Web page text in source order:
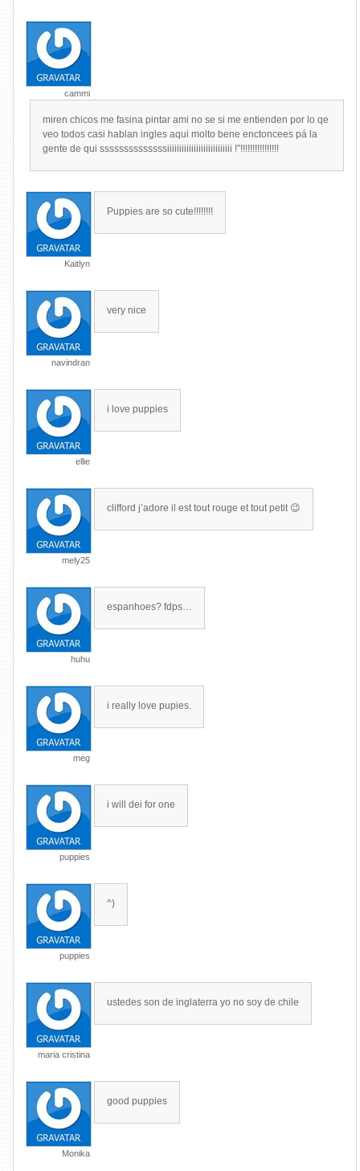
cammi
miren chicos me fasina pintar ami no se si me entienden por lo qe
veo todos casi hablan ingles aqui molto bene enctoncees pá la
gente de qui ssssssssssssssiiiiiiiiiiiiiiiiiiiiiiiiiii !”!!!!!!!!!!!!!!!!
Kaitlyn
Puppies are so cute!!!!!!!!
navindran
very nice
ellie
i love puppies
mely25
clifford j’adore il est tout rouge et tout petit 😉
huhu
espanhoes? fdps…
meg
i really love pupies.
puppies
i will dei for one
puppies
^)
maria cristina
ustedes son de inglaterra yo no soy de chile
Monika
good puppies